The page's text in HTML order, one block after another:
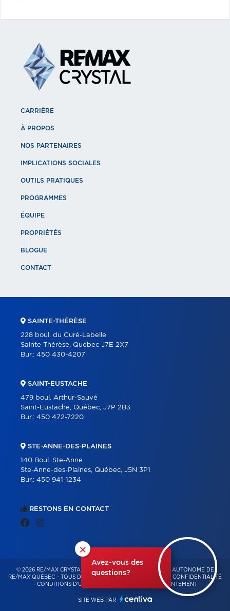
×
Avez-vous des
questions?
CARRIÈRE
À PROPOS
NOS PARTENAIRES
IMPLICATIONS SOCIALES
OUTILS PRATIQUES
PROGRAMMES
ÉQUIPE
PROPRIÉTÉS
BLOGUE
CONTACT
RESTONS EN CONTACT
SAINTE-THÉRÈSE
228 boul. du Curé-Labelle
Sainte-Thérèse, Québec J7E 2X7
Bur.: 450 430-4207
SAINT-EUSTACHE
479 boul. Arthur-Sauvé
Saint-Eustache, Québec, J7P 2B3
Bur.: 450 472-7220
STE-ANNE-DES-PLAINES
140 Boul. Ste-Anne
Ste-Anne-des-Plaines, Québec, J5N 3P1
Bur.: 450 941-1234
© 2026 RE/MAX CRYSTAL – FRANCHISÉ INDÉPENDANT ET AUTONOME DE
RE/MAX QUÉBEC – TOUS DROITS RÉSERVÉS -
POLITIQUE DE CONFIDENTIALITÉ
- CONDITIONS D'UTILISATION GESTION DU CONSENTEMENT
SITE WEB PAR